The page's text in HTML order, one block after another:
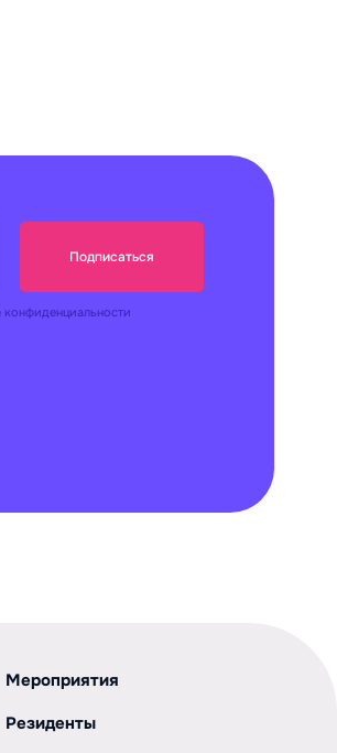
конфиденциальности
Мероприятия
Резиденты